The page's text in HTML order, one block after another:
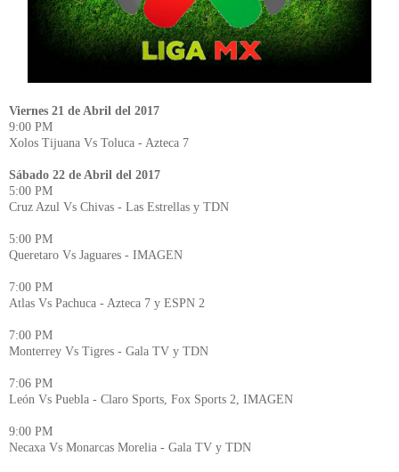
Viernes 21 de Abril del 2017
9:00 PM
Xolos Tijuana Vs Toluca - Azteca 7
Sábado 22 de Abril del 2017
5:00 PM
Cruz Azul Vs Chivas - Las Estrellas y TDN
5:00 PM
Queretaro Vs Jaguares - IMAGEN
7:00 PM
Atlas Vs Pachuca - Azteca 7 y ESPN 2
7:00 PM
Monterrey Vs Tigres - Gala TV y TDN
7:06 PM
León Vs Puebla - Claro Sports, Fox Sports 2, IMAGEN
9:00 PM
Necaxa Vs Monarcas Morelia - Gala TV y TDN